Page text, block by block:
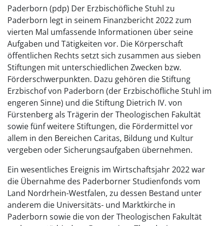
Paderborn (pdp) Der Erzbischöfliche Stuhl zu
Paderborn legt in seinem Finanzbericht 2022 zum
vierten Mal umfassende Informationen über seine
Aufgaben und Tätigkeiten vor. Die Körperschaft
öffentlichen Rechts setzt sich zusammen aus sieben
Stiftungen mit unterschiedlichen Zwecken bzw.
Förderschwerpunkten. Dazu gehören die Stiftung
Erzbischof von Paderborn (der Erzbischöfliche Stuhl im
engeren Sinne) und die Stiftung Dietrich IV. von
Fürstenberg als Trägerin der Theologischen Fakultät
sowie fünf weitere Stiftungen, die Fördermittel vor
allem in den Bereichen Caritas, Bildung und Kultur
vergeben oder Sicherungsaufgaben übernehmen.
Ein wesentliches Ereignis im Wirtschaftsjahr 2022 war
die Übernahme des Paderborner Studienfonds vom
Land Nordrhein-Westfalen, zu dessen Bestand unter
anderem die Universitäts- und Marktkirche in
Paderborn sowie die von der Theologischen Fakultät